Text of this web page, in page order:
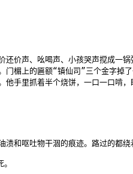
价声、吆喝声、小孩哭声搅成一锅
楣上的匾额“镇仙司”三个金字掉了
手里抓着半个烧饼，一口一口啃，
和呕吐物干涸的痕迹。路过的都绕